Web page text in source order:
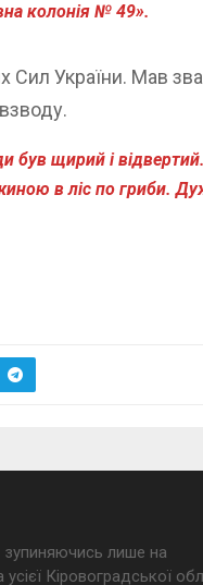
колонія № 49».
Сил України. Мав
був щирий і
в ліс по гриби.
зупиняючись лише на
Кіровоградської